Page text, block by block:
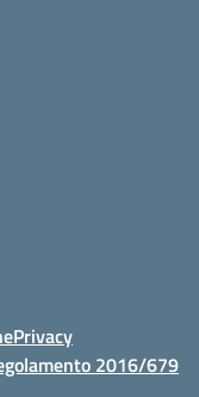
Privacy
2016/679